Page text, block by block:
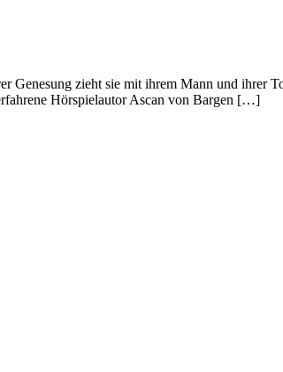
zieht sie mit ihrem Mann und ihrer
Hörspielautor Ascan von Bargen […]